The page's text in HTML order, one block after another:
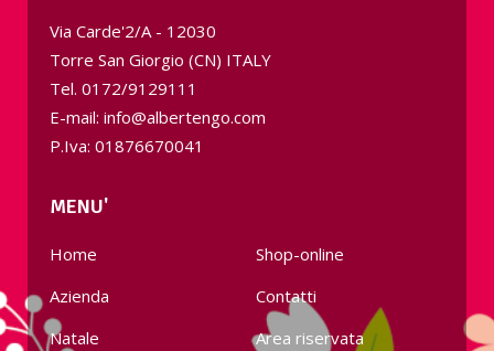
Via Carde'2/A - 12030
Torre San Giorgio (CN) ITALY
Tel. 0172/9129111
E-mail: info@albertengo.com
P.Iva: 01876670041
MENU'
Home
Azienda
Natale
Shop-online
Contatti
Area riservata